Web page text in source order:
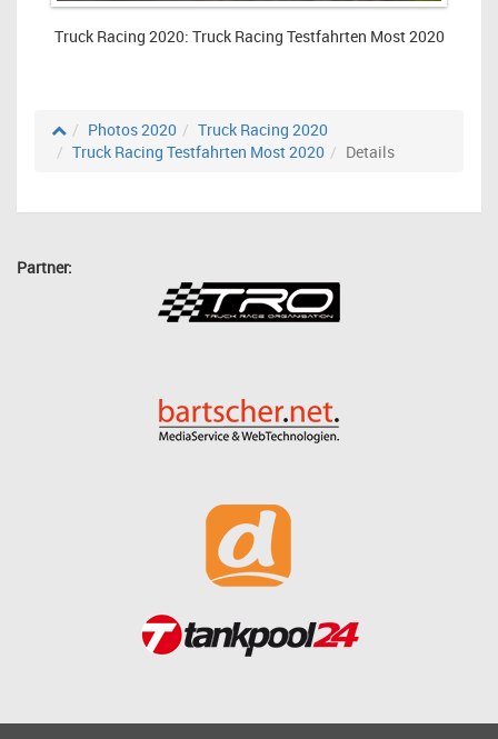
Truck Racing 2020: Truck Racing Testfahrten Most 2020
Photos 2020
Truck Racing 2020
Truck Racing Testfahrten Most 2020
Details
Partner: